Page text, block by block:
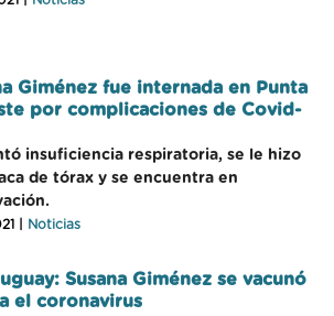
Giménez fue internada en Punta
por complicaciones de Covid-
insuficiencia respiratoria, se le hizo
de tórax y se encuentra en
| Noticias
Susana Giménez se vacunó
el coronavirus